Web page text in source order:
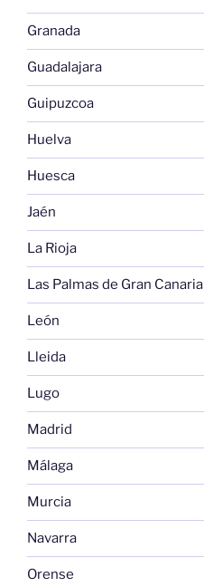
Granada
Guadalajara
Guipuzcoa
Huelva
Huesca
Jaén
La Rioja
Las Palmas de Gran Canaria
León
Lleida
Lugo
Madrid
Málaga
Murcia
Navarra
Orense